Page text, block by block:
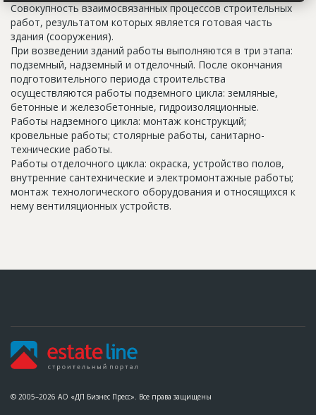
Совокупность взаимосвязанных процессов строительных
работ, результатом которых является готовая часть
здания (сооружения).
При возведении зданий работы выполняются в три этапа:
подземный, надземный и отделочный. После окончания
подготовительного периода строительства
осуществляются работы подземного цикла: земляные,
бетонные и железобетонные, гидроизоляционные.
Работы надземного цикла: монтаж конструкций;
кровельные работы; столярные работы, санитарно-
технические работы.
Работы отделочного цикла: окраска, устройство полов,
внутренние сантехнические и электромонтажные работы;
монтаж технологического оборудования и относящихся к
нему вентиляционных устройств.
© 2005–2026 АО «ДП Бизнес Пресс». Все права защищены